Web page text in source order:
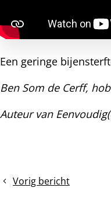
Een geringe
Ben Som de Cerff,
Auteur van
Vorig bericht
De